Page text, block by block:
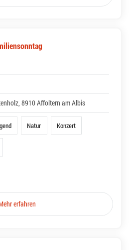
8910 Affoltern am Albis
Natur Konzert
erfahren